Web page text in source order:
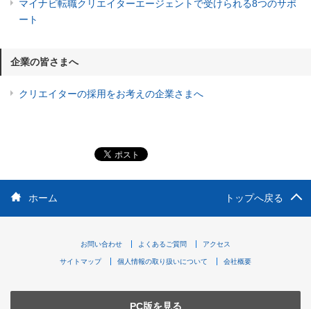
マイナビ転職クリエイターエージェントで受けられる8つのサポ
ート
企業の皆さまへ
クリエイターの採用をお考えの企業さまへ
ホーム トップへ戻る
お問い合わせ よくあるご質問 アクセス
サイトマップ 個人情報の取り扱いについて 会社概要
PC版を見る